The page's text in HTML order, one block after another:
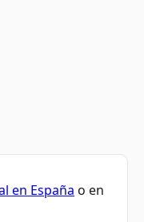
en España o en